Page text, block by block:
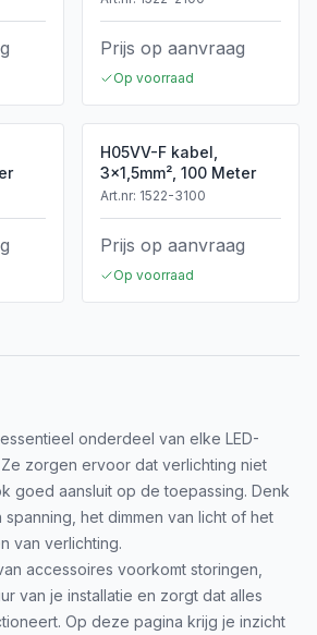
Prijs op aanvraag
Op voorraad
H05VV-F kabel,
3x1,5mm², 100 Meter
Art.nr: 1522-3100
Prijs op aanvraag
Op voorraad
onderdeel van elke LED-
zorgen ervoor dat verlichting niet
goed aansluit op de toepassing. Denk
het dimmen van licht of het
van verlichting.
accessoires voorkomt storingen,
van je installatie en zorgt dat alles
Op deze pagina krijg je inzicht